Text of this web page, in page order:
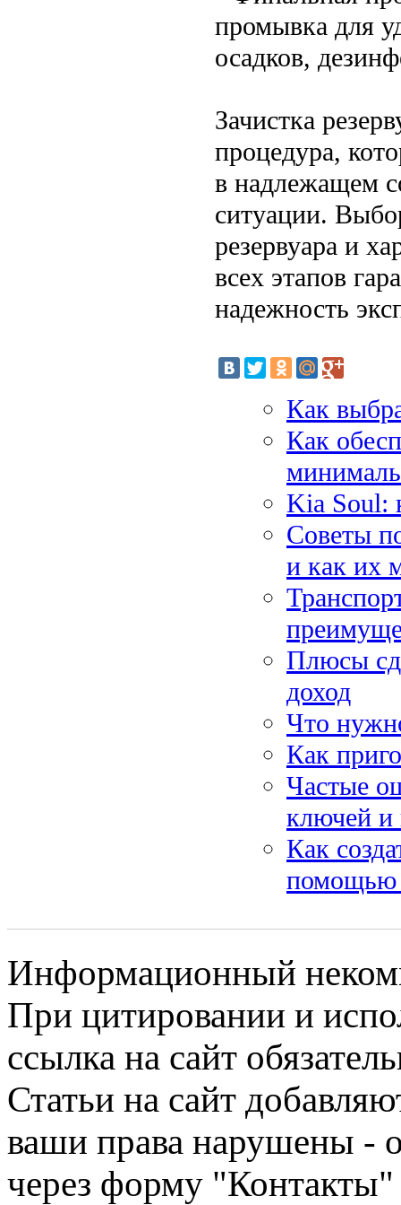
промывка для
осадков,
Зачистка
процедура,
в надлежащем
ситуации.
резервуара и
всех этапов
надежность
Как
Как
Kia Soul:
Советы
и как их
Плюсы
доход
Что
Как
Частые
ключей и
Как
помощью
Информационный
При цитировании и
ссылка на сайт
Статьи на сайт
ваши права нарушены -
через форму "Контакты"